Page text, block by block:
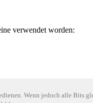
verwendet worden:
Wenn jedoch alle Bits